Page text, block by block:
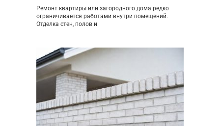
Ремонт квартиры или загородного дома редко
ограничивается работами внутри помещений.
Отделка стен, полов и